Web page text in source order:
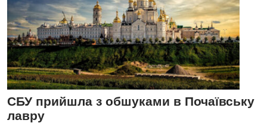
СБУ прийшла з обшуками в Почаївську
лавру